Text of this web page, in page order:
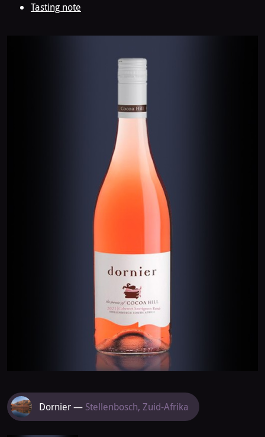
Tasting note
Meer
Dornier — Stellenbosch, Zuid-Afrika